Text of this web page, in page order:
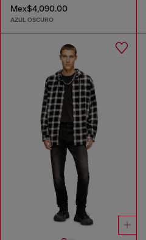
Mex$4,090.00
AZUL OSCURO